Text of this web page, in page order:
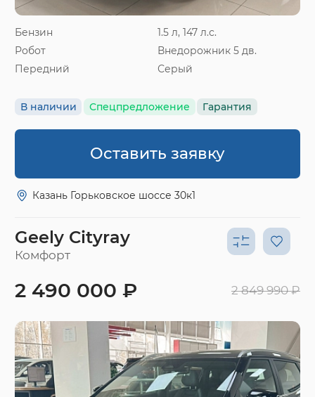
Бензин
1.5 л, 147 л.с.
Робот
Внедорожник 5 дв.
Передний
Серый
В наличии Спецпредложение Гарантия
Оставить заявку
Казань Горьковское шоссе 30к1
Geely Cityray
Комфорт
2 490 000 ₽ 2 849 990 ₽